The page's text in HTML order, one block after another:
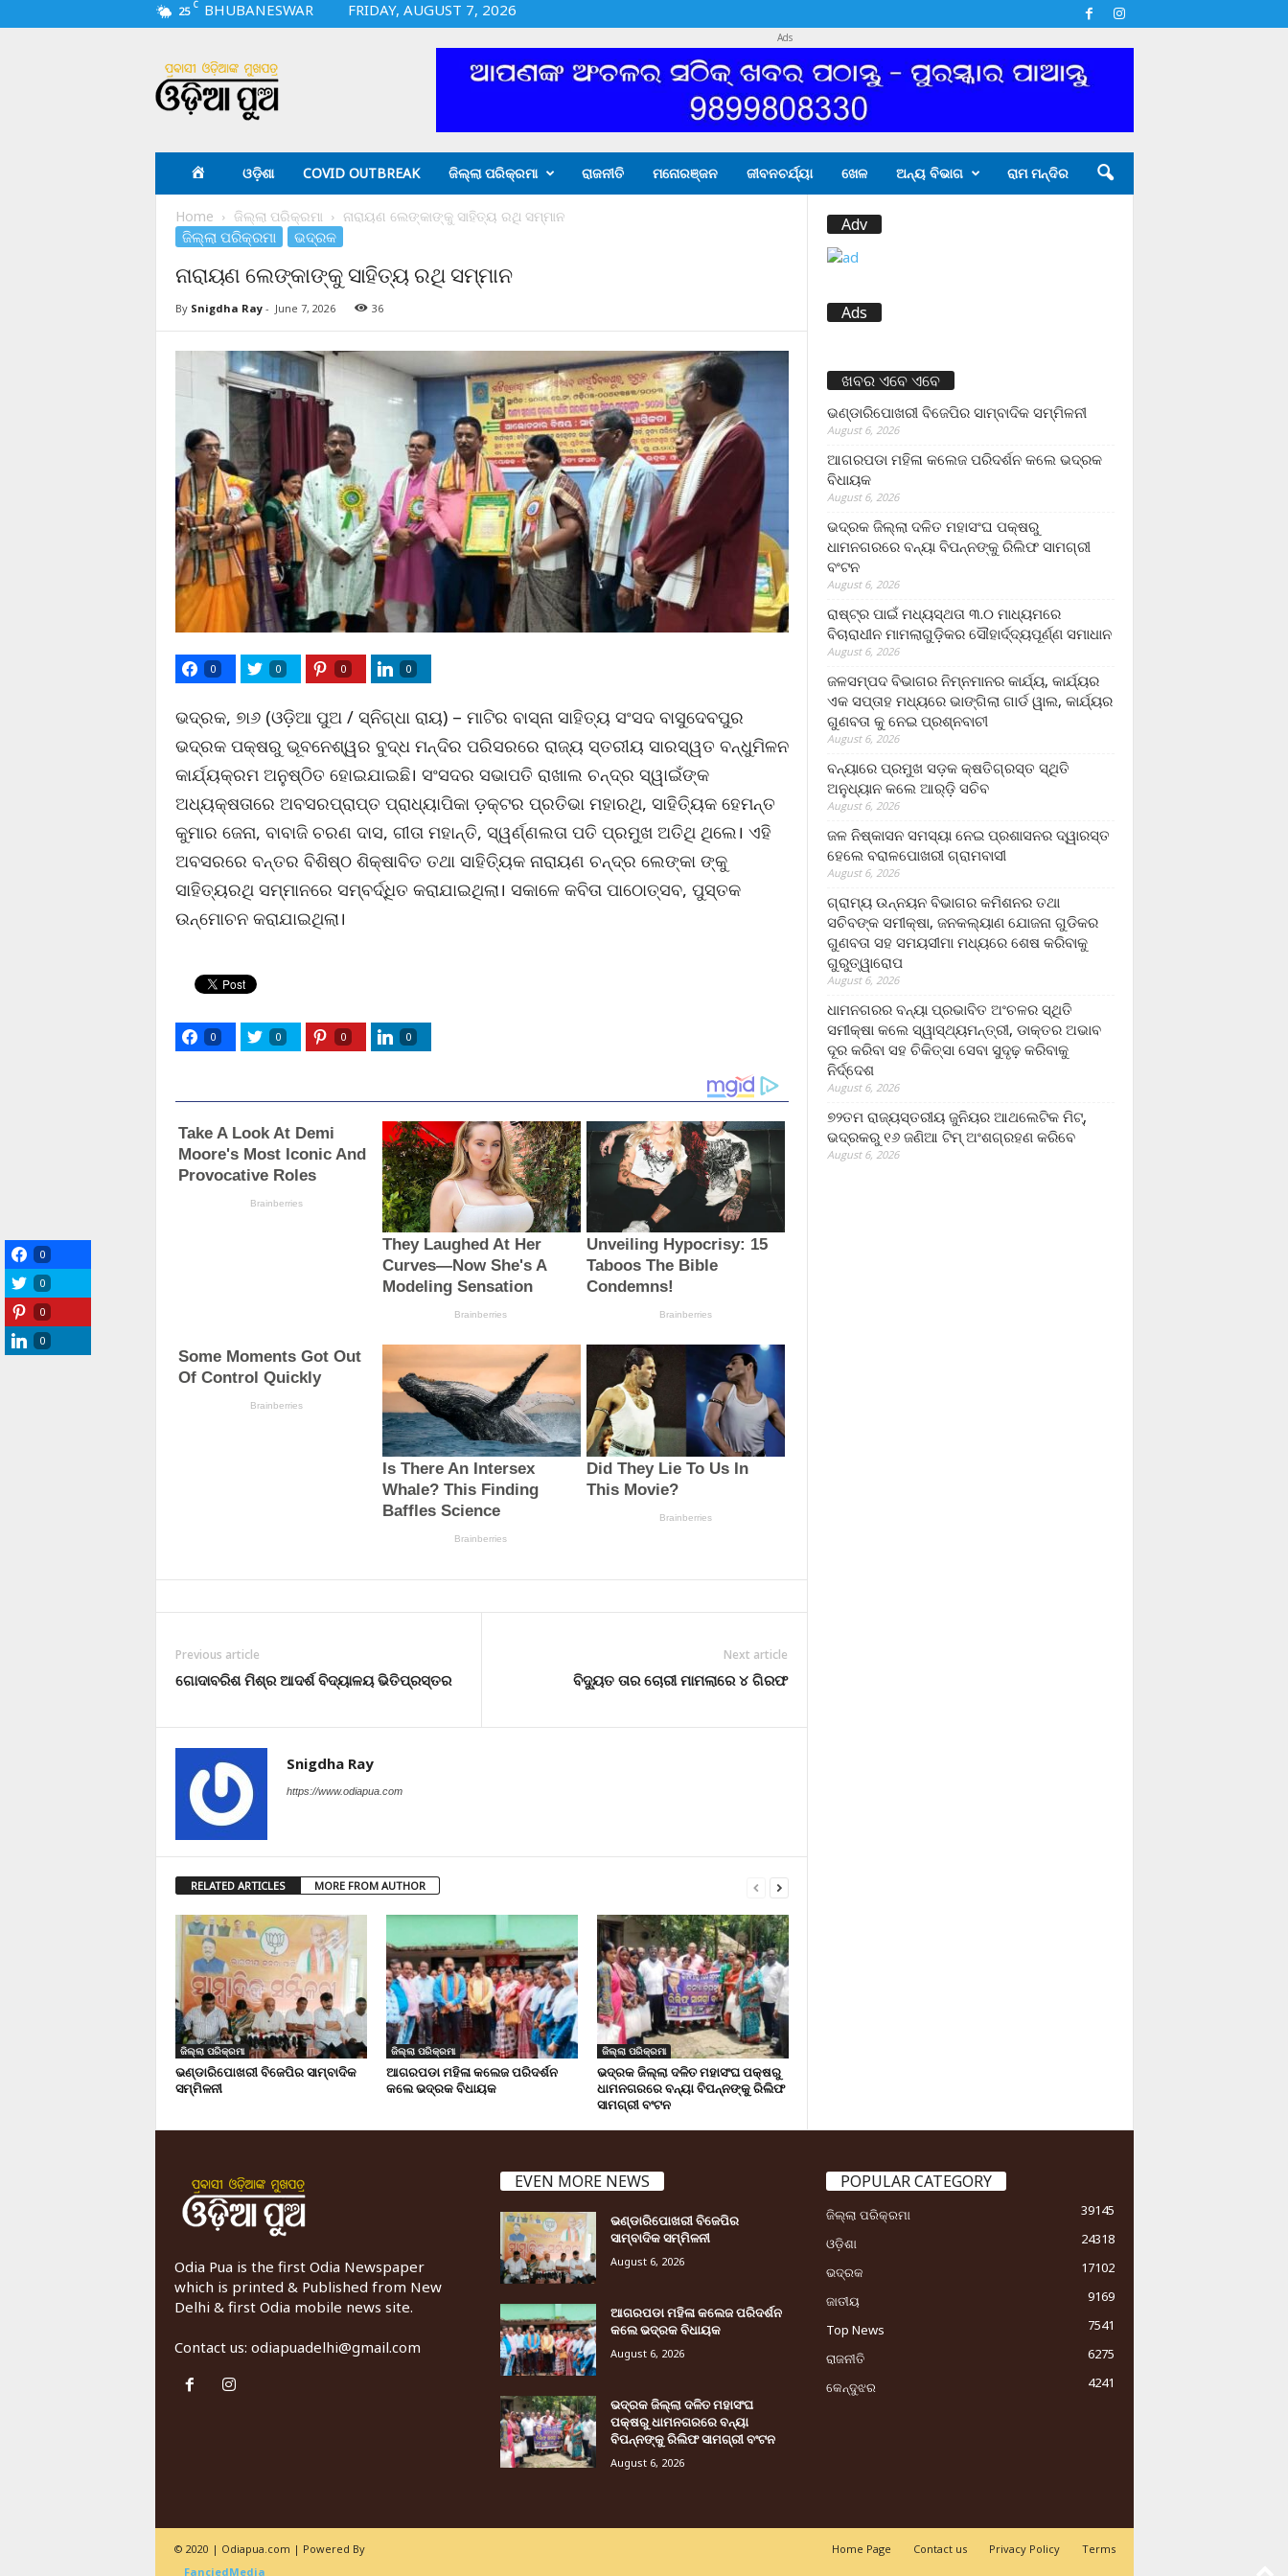
25 C BHUBANESWAR
FRIDAY, AUGUST 7, 2026
i
a
Ads
ଓଡ଼ିଶା COVID OUTBREAK ଜିଲ୍ଲା ପରିକ୍ରମା ରାଜନୀତି ମନୋରଞ୍ଜନ ଜୀବନଚର୍ଯ୍ୟା ଖେଳ ଅନ୍ୟ ବିଭାଗ ରାମ ମନ୍ଦିର
Home ଜିଲ୍ଲା ପରିକ୍ରମା ନାରାୟଣ ଲେଙ୍କାଙ୍କୁ ସାହିତ୍ୟ ରଥି ସମ୍ମାନ
ଜିଲ୍ଲା ପରିକ୍ରମା ଭଦ୍ରକ
ନାରାୟଣ ଲେଙ୍କାଙ୍କୁ ସାହିତ୍ୟ ରଥି ସମ୍ମାନ
By Snigdha Ray- June 7, 2026 36
0 0 0 0
ଭଦ୍ରକ, ୭ା୬ (ଓଡ଼ିଆ ପୁଅ / ସ୍ନିଗ୍ଧା ରାୟ) – ମାଟିର ବାସ୍ନା ସାହିତ୍ୟ ସଂସଦ ବାସୁଦେବପୁର
ଭଦ୍ରକ ପକ୍ଷରୁ ଭୂବନେଶ୍ୱର ବୁଦ୍ଧ ମନ୍ଦିର ପରିସରରେ ରାଜ୍ୟ ସ୍ତରୀୟ ସାରସ୍ୱତ ବନ୍ଧୁମିଳନ
କାର୍ଯ୍ୟକ୍ରମ ଅନୁଷ୍ଠିତ ହୋଇଯାଇଛି। ସଂସଦର ସଭାପତି ରାଖାଲ ଚନ୍ଦ୍ର ସ୍ୱାଇଁଙ୍କ
ଅଧ୍ୟକ୍ଷତାରେ ଅବସରପ୍ରାପ୍ତ ପ୍ରାଧ୍ୟାପିକା ଡ଼କ୍ଟର ପ୍ରତିଭା ମହାରଥି, ସାହିତ୍ୟିକ ହେମନ୍ତ
କୁମାର ଜେନା, ବାବାଜି ଚରଣ ଦାସ, ଗୀତା ମହାନ୍ତି, ସ୍ୱର୍ଣ୍ଣଲତା ପତି ପ୍ରମୁଖ ଅତିଥି ଥିଲେ। ଏହି
ଅବସରରେ ବନ୍ତର ବିଶିଷ୍ଠ ଶିକ୍ଷାବିତ ତଥା ସାହିତ୍ୟିକ ନାରାୟଣ ଚନ୍ଦ୍ର ଲେଙ୍କା ଙ୍କୁ
ସାହିତ୍ୟରଥି ସମ୍ମାନରେ ସମ୍ବର୍ଦ୍ଧିତ କରାଯାଇଥିଲା। ସକାଳେ କବିତା ପାଠୋତ୍ସବ, ପୁସ୍ତକ
ଉନ୍ମୋଚନ କରାଯାଇଥିଲା।
0 0 0 0
Previous article
ଗୋଦାବରିଶ ମିଶ୍ର ଆଦର୍ଶ ବିଦ୍ୟାଳୟ ଭିତିପ୍ରସ୍ତର
Next article
ବିଦ୍ୟୁତ ତାର ଚୋରୀ ମାମଲାରେ ୪ ଗିରଫ
Snigdha Ray
https://www.odiapua.com
RELATED ARTICLES MORE FROM AUTHOR
ଜିଲ୍ଲା ପରିକ୍ରମା
ଭଣ୍ଡାରିପୋଖରୀ ବିଜେପିର ସାମ୍ବାଦିକ
ସମ୍ମିଳନୀ
ଜିଲ୍ଲା ପରିକ୍ରମା
ଆଗରପଡା ମହିଳା କଲେଜ ପରିଦର୍ଶନ
କଲେ ଭଦ୍ରକ ବିଧାୟକ
ଜିଲ୍ଲା ପରିକ୍ରମା
ଭଦ୍ରକ ଜିଲ୍ଲା ଦଳିତ ମହାସଂଘ ପକ୍ଷରୁ
ଧାମନଗରରେ ବନ୍ୟା ବିପନ୍ନଙ୍କୁ ରିଲିଫ
ସାମଗ୍ରୀ ବଂଟନ
Adv
Ads
ଖବର ଏବେ ଏବେ
ଭଣ୍ଡାରିପୋଖରୀ ବିଜେପିର ସାମ୍ବାଦିକ ସମ୍ମିଳନୀ
August 6, 2026
ଆଗରପଡା ମହିଳା କଲେଜ ପରିଦର୍ଶନ କଲେ ଭଦ୍ରକ
ବିଧାୟକ
August 6, 2026
ଭଦ୍ରକ ଜିଲ୍ଲା ଦଳିତ ମହାସଂଘ ପକ୍ଷରୁ
ଧାମନଗରରେ ବନ୍ୟା ବିପନ୍ନଙ୍କୁ ରିଲିଫ ସାମଗ୍ରୀ
ବଂଟନ
August 6, 2026
ରାଷ୍ଟ୍ର ପାଇଁ ମଧ୍ୟସ୍ଥତା ୩.୦ ମାଧ୍ୟମରେ
ବିଚାରାଧୀନ ମାମଲାଗୁଡ଼ିକର ସୌହାର୍ଦ୍ଦ୍ୟପୂର୍ଣ୍ଣ ସମାଧାନ
August 6, 2026
ଜଳସମ୍ପଦ ବିଭାଗର ନିମ୍ନମାନର କାର୍ଯ୍ୟ, କାର୍ଯ୍ୟର
ଏକ ସପ୍ତାହ ମଧ୍ୟରେ ଭାଙ୍ଗିଲା ଗାର୍ଡ ୱାଲ, କାର୍ଯ୍ୟର
ଗୁଣବତା କୁ ନେଇ ପ୍ରଶ୍ନବାଚୀ
August 6, 2026
ବନ୍ୟାରେ ପ୍ରମୁଖ ସଡ଼କ କ୍ଷତିଗ୍ରସ୍ତ ସ୍ଥିତି
ଅନୁଧ୍ୟାନ କଲେ ଆର୍‌ଡ଼ି ସଚିବ
August 6, 2026
ଜଳ ନିଷ୍କାସନ ସମସ୍ୟା ନେଇ ପ୍ରଶାସନର ଦ୍ୱାରସ୍ତ
ହେଲେ ବରାଳପୋଖରୀ ଗ୍ରାମବାସୀ
August 6, 2026
ଗ୍ରାମ୍ୟ ଉନ୍ନୟନ ବିଭାଗର କମିଶନର ତଥା
ସଚିବଙ୍କ ସମୀକ୍ଷା, ଜନକଲ୍ୟାଣ ଯୋଜନା ଗୁଡିକର
ଗୁଣବତା ସହ ସମୟସୀମା ମଧ୍ୟରେ ଶେଷ କରିବାକୁ
ଗୁରୁତ୍ୱାରୋପ
August 6, 2026
ଧାମନଗରର ବନ୍ୟା ପ୍ରଭାବିତ ଅଂଚଳର ସ୍ଥିତି
ସମୀକ୍ଷା କଲେ ସ୍ୱାସ୍ଥ୍ୟମନ୍ତ୍ରୀ, ଡାକ୍ତର ଅଭାବ
ଦୂର କରିବା ସହ ଚିକିତ୍ସା ସେବା ସୁଦୃଢ଼ କରିବାକୁ
ନିର୍ଦ୍ଦେଶ
August 6, 2026
୭୨ତମ ରାଜ୍ୟସ୍ତରୀୟ ଜୁନିୟର ଆଥଲେଟିକ ମିଟ୍‌,
ଭଦ୍ରକରୁ ୧୬ ଜଣିଆ ଟିମ୍ ଅଂଶଗ୍ରହଣ କରିବେ
August 6, 2026
Odia Pua is the first Odia Newspaper
which is printed & Published from New
Delhi & first Odia mobile news site.
Contact us: odiapuadelhi@gmail.com
EVEN MORE NEWS
ଭଣ୍ଡାରିପୋଖରୀ ବିଜେପିର
ସାମ୍ବାଦିକ ସମ୍ମିଳନୀ
August 6, 2026
ଆଗରପଡା ମହିଳା କଲେଜ ପରିଦର୍ଶନ
କଲେ ଭଦ୍ରକ ବିଧାୟକ
August 6, 2026
ଭଦ୍ରକ ଜିଲ୍ଲା ଦଳିତ ମହାସଂଘ
ପକ୍ଷରୁ ଧାମନଗରରେ ବନ୍ୟା
ବିପନ୍ନଙ୍କୁ ରିଲିଫ ସାମଗ୍ରୀ ବଂଟନ
August 6, 2026
POPULAR CATEGORY
ଜିଲ୍ଲା ପରିକ୍ରମା
39145
ଓଡ଼ିଶା
24318
ଭଦ୍ରକ
17102
ଜାତୀୟ
9169
Top News
7541
ରାଜନୀତି
6275
କେନ୍ଦୁଝର
4241
Home Page Contact us Privacy Policy Terms
© 2020 | Odiapua.com | Powered By
FanciedMedia
0
0
0
0